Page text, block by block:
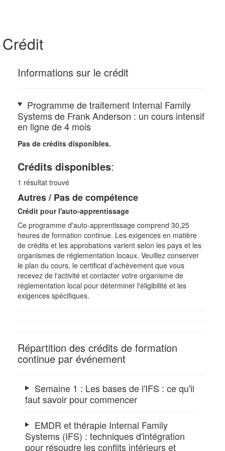
Crédit
Informations sur le crédit
Programme de traitement Internal Family
Systems de Frank Anderson : un cours intensif
en ligne de 4 mois
Pas de crédits disponibles.
Crédits disponibles:
1 résultat trouvé
Autres / Pas de compétence
Crédit pour l'auto-apprentissage
Ce programme d'auto-apprentissage comprend 30,25
heures de formation continue. Les exigences en matière
de crédits et les approbations varient selon les pays et les
organismes de réglementation locaux. Veuillez conserver
le plan du cours, le certificat d'achèvement que vous
recevez de l'activité et contacter votre organisme de
réglementation local pour déterminer l'éligibilité et les
exigences spécifiques.
Répartition des crédits de formation
continue par événement
Semaine 1 : Les bases de l'IFS : ce qu'il
faut savoir pour commencer
EMDR et thérapie Internal Family
Systems (IFS) : techniques d'intégration
pour résoudre les conflits intérieurs et